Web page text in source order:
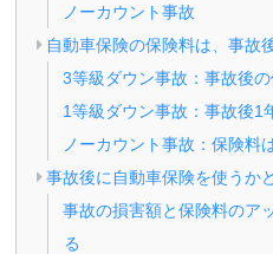
ノーカウント事故
自動車保険の保険料は、事故
3等級ダウン事故：事故後
1等級ダウン事故：事故後1
ノーカウント事故：保険料
事故後に自動車保険を使うか
事故の損害額と保険料のア
る